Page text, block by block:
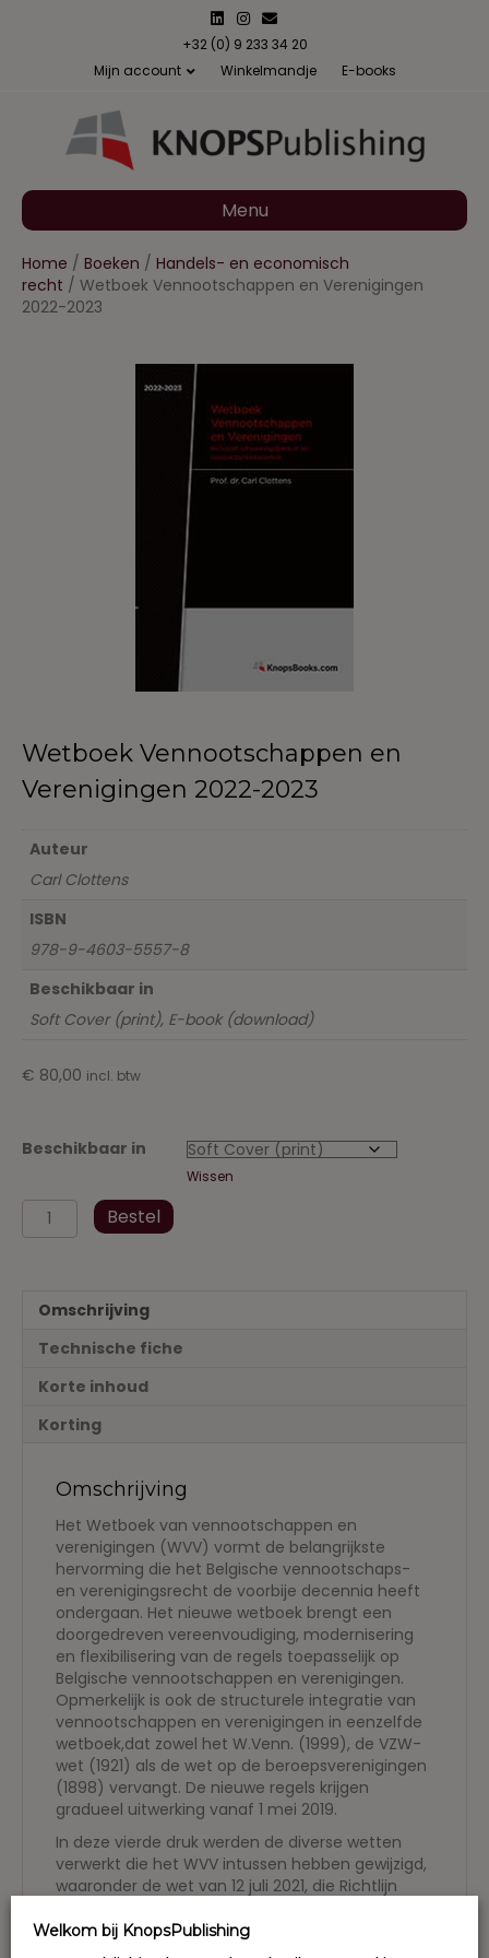
n
n
s
a
m
m
a
l
+32 (0) 9 233 34 20
Mijn account
Winkelmandje E-books
Menu
Home / Boeken / Handels- en economisch
recht / Wetboek Vennootschappen en Verenigingen
2022-2023
Wetboek Vennootschappen en
Verenigingen 2022-2023
Auteur
Carl Clottens
ISBN
978-9-4603-5557-8
Beschikbaar in
Soft Cover (print), E-book (download)
€ 80,00 incl. btw
Beschikbaar in
Wissen
Wetboek
Vennootschappen
2023
aantal
Bestel
Omschrijving
Technische fiche
Korte inhoud
Korting
Omschrijving
Het Wetboek van vennootschappen en
verenigingen (WVV) vormt de belangrijkste
hervorming die het Belgische vennootschaps-
en verenigingsrecht de voorbije decennia heeft
ondergaan. Het nieuwe wetboek brengt een
doorgedreven vereenvoudiging, modernisering
en flexibilisering van de regels toepasselijk op
Belgische vennootschappen en verenigingen.
Opmerkelijk is ook de structurele integratie van
vennootschappen en verenigingen in eenzelfde
wetboek,dat zowel het W.Venn. (1999), de VZW-
wet (1921) als de wet op de beroepsverenigingen
(1898) vervangt. De nieuwe regels krijgen
gradueel uitwerking vanaf 1 mei 2019.
In deze vierde druk werden de diverse wetten
verwerkt die het WVV intussen hebben gewijzigd,
waaronder de wet van 12 juli 2021, die Richtlijn
Raad van 20 juni 2019 met betrekking tot het
gebruik van digitale instrumenten en processen
Welkom bij KnopsPublishing